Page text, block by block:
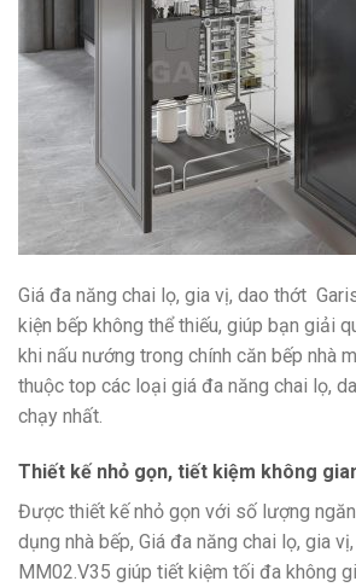
Giá đa năng chai lọ, gia vị, dao thớt
kiện bếp không thể thiếu, giúp bạn giải
khi nấu nướng trong chính căn bếp nhà
thuộc top các loại giá đa năng chai lọ,
chạy nhất.
Thiết kế nhỏ gọn, tiết kiệm không
Được thiết kế nhỏ gọn với số lượng
dụng nhà bếp, Giá đa năng chai lọ, gia
MM02.V35 giúp tiết kiệm tối đa không